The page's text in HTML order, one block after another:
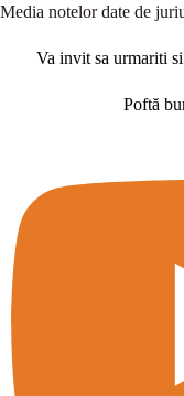
Media notelor date de
Va invit sa urmariti
Poftă